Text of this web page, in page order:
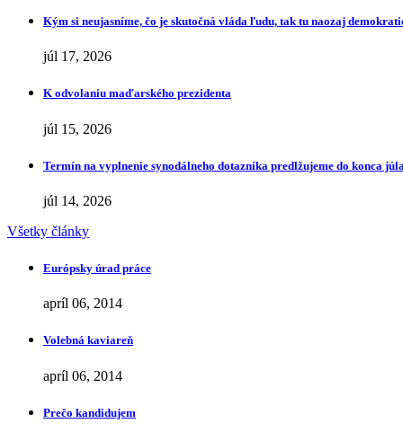
Kým si neujasníme, čo je skutočná vláda ľudu, tak tu naozaj
júl 17, 2026
K odvolaniu maďarského prezidenta
júl 15, 2026
Termín na vyplnenie synodálneho dotazníka predlžujeme do konca júla
júl 14, 2026
Všetky články
Európsky úrad práce
apríl 06, 2014
Volebná kaviareň
apríl 06, 2014
Prečo kandidujem